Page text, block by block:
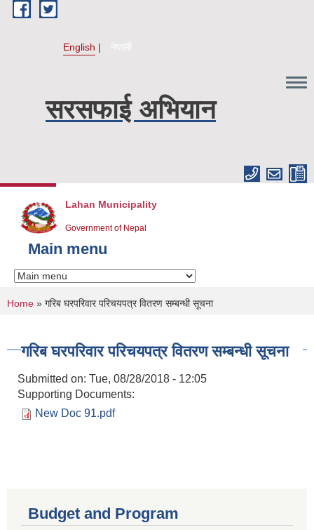
Skip to main content
English नेपाली
सरसफाई अभियान
Lahan Municipality
Government of Nepal
Main menu
You are here
Home » गरिब घरपरिवार परिचयपत्र वितरण सम्बन्धी सूचना
गरिब घरपरिवार परिचयपत्र वितरण सम्बन्धी सूचना
Submitted on: Tue, 08/28/2018 - 12:05
Supporting Documents:
New Doc 91.pdf
Budget and Program